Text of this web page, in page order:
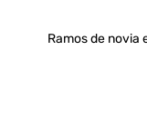
Ramos de novia